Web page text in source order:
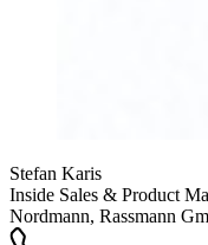
Stefan Karis
Inside Sales & Product
Nordmann, Rassmann